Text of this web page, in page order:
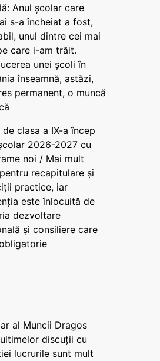
Anul școlar care
s-a încheiat a fost,
unul dintre cei mai
care i-am trăit.
unei școli în
înseamnă, astăzi,
permanent, o muncă
de clasa a IX-a încep
2026-2027 cu
noi / Mai mult
recapitulare și
practice, iar
este înlocuită de
dezvoltare
și consiliere care
al Muncii Dragos
discuții cu
lucrurile sunt mult